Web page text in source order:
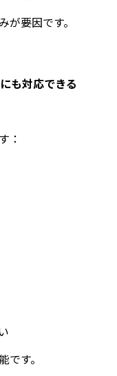
要因です。
も対応できる
：
す。